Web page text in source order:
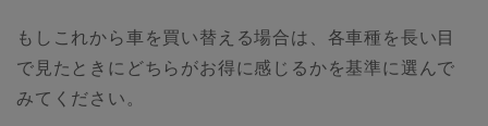
もしこれから車を買い替える場合は、各車種を長い目
で見たときにどちらがお得に感じるかを基準に選んで
みてください。